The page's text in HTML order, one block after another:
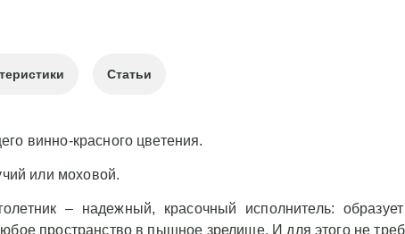
Статьи
винно-красного цветения.
или моховой.
– надежный, красочный исполнитель:
пространство в пышное зрелище. И для этого не